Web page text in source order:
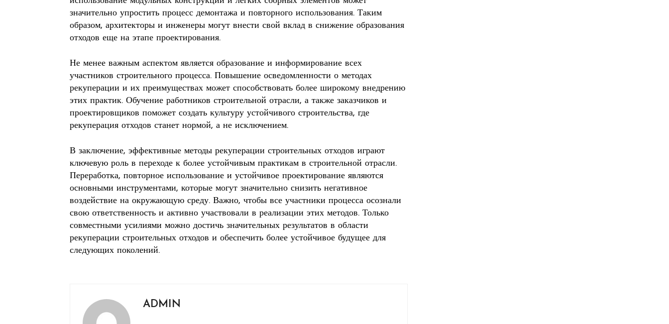
значительно упростить процесс демонтажа и повторного использования. Таким
образом, архитекторы и инженеры могут внести свой вклад в снижение образования
отходов еще на этапе проектирования.
Не менее важным аспектом является образование и информирование всех
участников строительного процесса. Повышение осведомленности о методах
рекуперации и их преимуществах может способствовать более широкому внедрению
этих практик. Обучение работников строительной отрасли, а также заказчиков и
проектировщиков поможет создать культуру устойчивого строительства, где
рекуперация отходов станет нормой, а не исключением.
В заключение, эффективные методы рекуперации строительных отходов играют
ключевую роль в переходе к более устойчивым практикам в строительной отрасли.
Переработка, повторное использование и устойчивое проектирование являются
основными инструментами, которые могут значительно снизить негативное
воздействие на окружающую среду. Важно, чтобы все участники процесса осознали
свою ответственность и активно участвовали в реализации этих методов. Только
совместными усилиями можно достичь значительных результатов в области
рекуперации строительных отходов и обеспечить более устойчивое будущее для
следующих поколений.
ADMIN